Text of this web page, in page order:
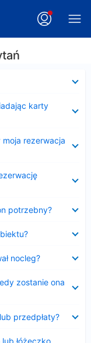
karty
rezerwacja
potrzebny?
nocleg?
zostanie ona
przedpłaty?
łóżeczko